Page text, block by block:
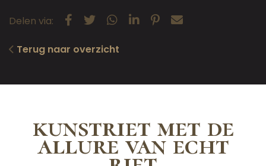
Delen via:
Terug naar overzicht
kunstriet met de
allure van echt